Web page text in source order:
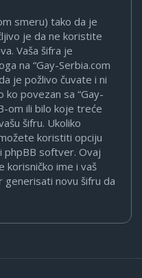
smeru) tako da je
je da ne koristite
Vaša šifra je
na “Gay-Serbia.com
je požlivo čuvate i ni
ko povezan sa “Gay-
om ili bilo koje treće
šifru. Ukoliko
koristiti opciju
phpBB softver. Ovaj
korisničko ime i vaš
generisati novu šifru da